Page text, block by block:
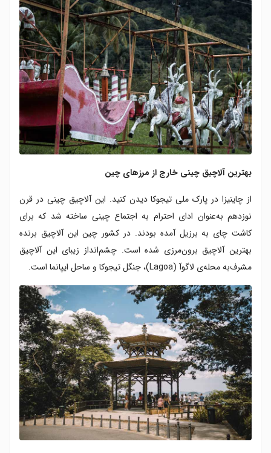
بهترین آلاچیق چینی خارج از مرزهای چین
از چاینیزا در پارک ملی تیجوکا دیدن کنید. این آلاچیق چینی در قرن
نوزدهم به‌عنوان ادای احترام به اجتماع چینی ساخته شد که برای
کاشت چای به برزیل آمده بودند. در کشور چین این آلاچیق برنده
بهترین آلاچیق برون‌مرزی شده است. چشم‌انداز زیبای این آلاچیق
مشرف‌به محله‌ی لاگوآ (Lagoa)، جنگل تیجوکا و ساحل ایپانما است.